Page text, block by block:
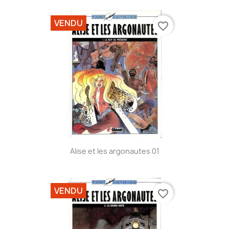
Alise et les argonautes 01
VENDU favorite_border
VENDU favorite_border